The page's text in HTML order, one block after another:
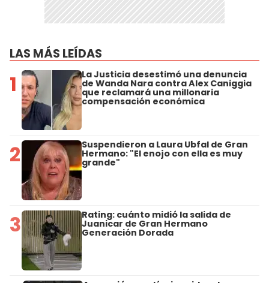
LAS MÁS LEÍDAS
1 La Justicia desestimó una denuncia
de Wanda Nara contra Alex Caniggia
que reclamará una millonaria
compensación económica
2 Suspendieron a Laura Ubfal de Gran
Hermano: "El enojo con ella es muy
grande"
3 Rating: cuánto midió la salida de
Juanicar de Gran Hermano
Generación Dorada